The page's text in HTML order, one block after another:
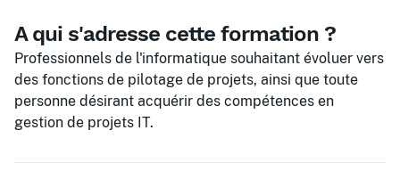
A qui s'adresse cette formation ?
Professionnels de l'informatique souhaitant évoluer vers
des fonctions de pilotage de projets, ainsi que toute
personne désirant acquérir des compétences en
gestion de projets IT.